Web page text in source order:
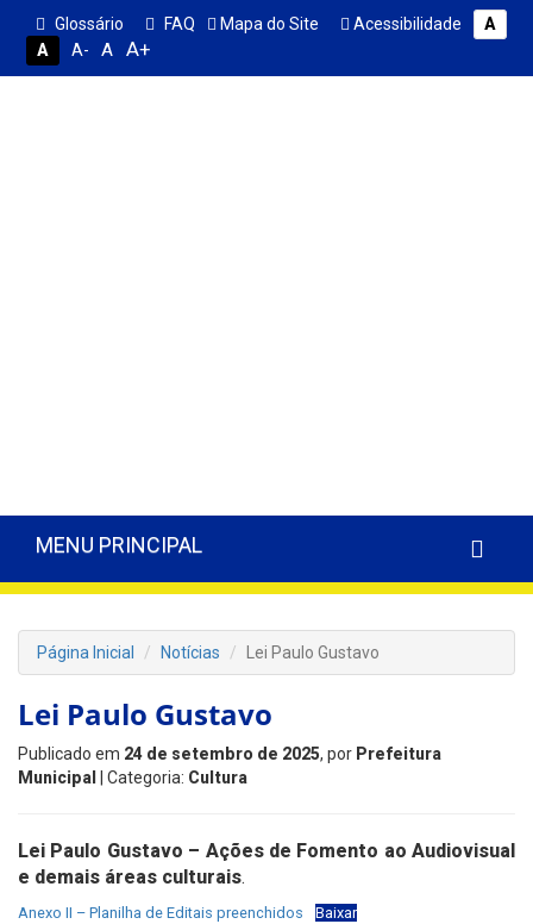
Glossário FAQ Mapa do Site Acessibilidade
A
A
A- A A+
MENU PRINCIPAL
Página Inicial Notícias Lei Paulo Gustavo
Lei Paulo Gustavo
Publicado em 24 de setembro de 2025, por Prefeitura
Municipal
| Categoria: Cultura
Lei Paulo Gustavo – Ações de Fomento ao Audiovisual
e demais áreas culturais.
Anexo II – Planilha de Editais preenchidos
Baixar